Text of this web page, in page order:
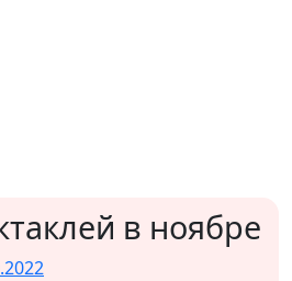
в ноябре